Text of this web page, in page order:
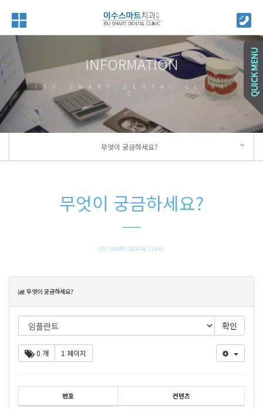
INFORMATION
ISU SMART DENTAL CLINI
C
무엇이 궁금하세요?
무엇이 궁금하세요?
ISU SMART DENTAL CLINIC
무엇이 궁금하세요?목
0 개 1 페이지
번호 컨텐츠